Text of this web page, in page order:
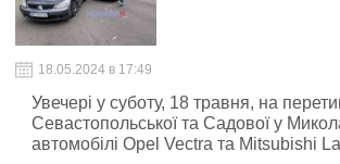
18.05.2024 в 17:49
Увечері у суботу, 18 травня, на
Севастопольської та Садової у
автомобілі Opel Vectra та Mitsubishi